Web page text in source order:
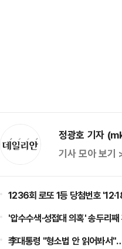
정광호 기자
기사 모아 보기
1236회 로또 1등 당첨번호
'압수수색·성접대 의혹' 송두리
李대통령 "형소법 안 읽어봐서